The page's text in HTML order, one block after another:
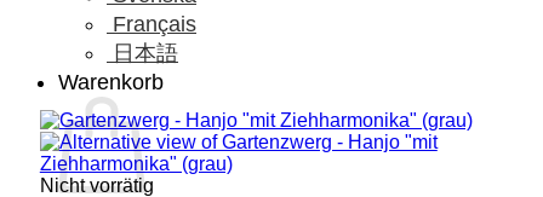
Français
日本語
Warenkorb
Nicht vorrätig